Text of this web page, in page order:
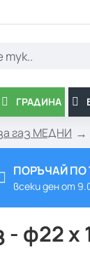
ГРАДИНА
газ МЕДНИ
ПОРЪЧАЙ ПО
всеки ден от
ф22